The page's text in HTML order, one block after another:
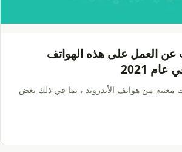
العمل على هذه الهواتف
2021
معينة من هواتف الأندرويد ، بما في ذلك بعض